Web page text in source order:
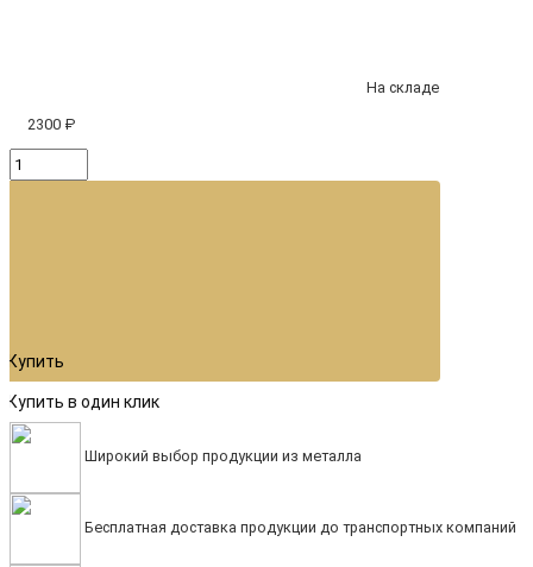
На складе
2300 ₽
Купить
Купить в один клик
Широкий выбор продукции из металла
Бесплатная доставка продукции до транспортных компаний